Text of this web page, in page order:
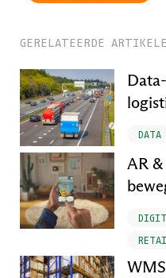
GERELATEERDE
DATA
AR